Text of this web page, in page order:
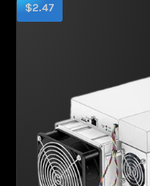
$2.47